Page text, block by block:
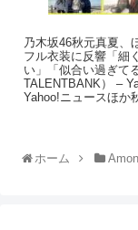
乃木坂46秋元真夏、
フル衣装に反響「細
い」「似合い過ぎて
TALENTBANK） –
Yahoo!ニュースほか
ホーム